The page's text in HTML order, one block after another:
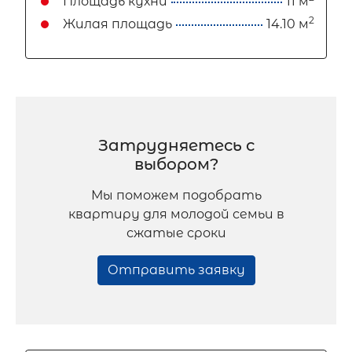
Жилая площадь 14.10 м2
Затрудняетесь с
выбором?
Мы поможем подобрать
квартиру для молодой семьи в
сжатые сроки
Отправить заявку